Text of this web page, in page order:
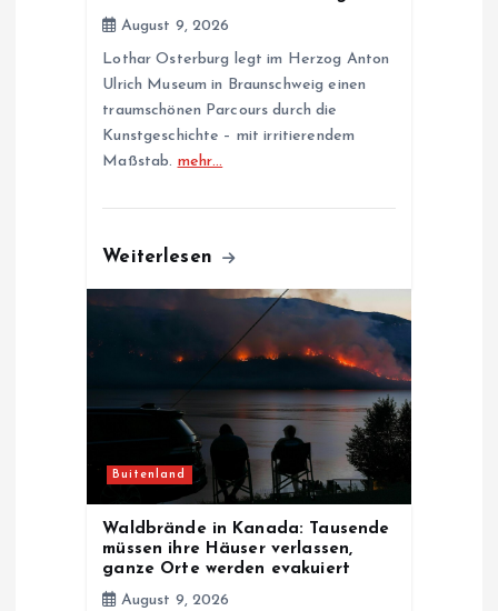
August 9, 2026
Lothar Osterburg legt im Herzog Anton
Ulrich Museum in Braunschweig einen
traumschönen Parcours durch die
Kunstgeschichte – mit irritierendem
Maßstab. mehr…
Weiterlesen
Buitenland
Waldbrände in Kanada: Tausende
müssen ihre Häuser verlassen,
ganze Orte werden evakuiert
August 9, 2026